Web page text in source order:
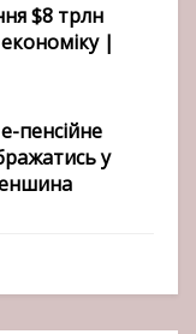
$8 трлн
|
пенсійне
у